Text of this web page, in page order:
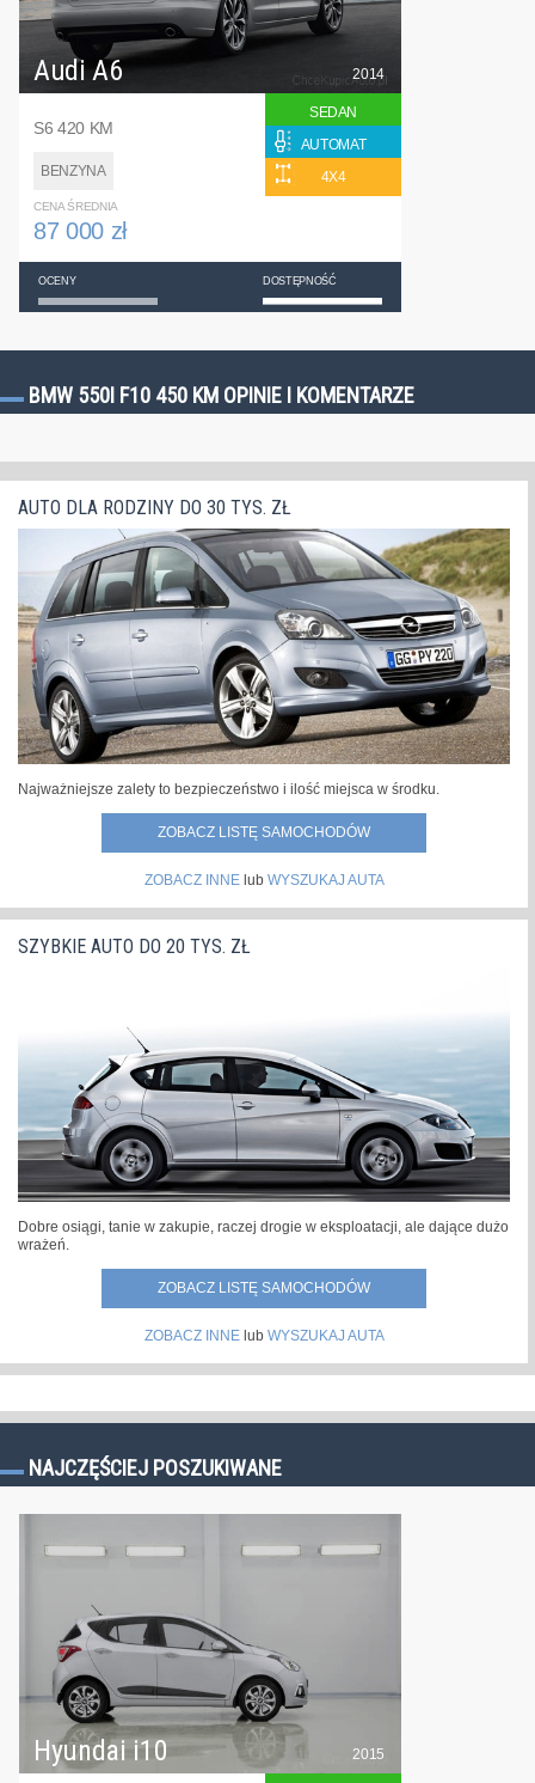
Audi A6
S6 420 KM
BENZYNA
2014
SEDAN
AUTOMAT
4X4
CENA ŚREDNIA
87 000 zł
OCENY DOSTĘPNOŚĆ
BMW 550I F10 450 KM OPINIE I KOMENTARZE
AUTO DLA RODZINY DO 30 TYS. ZŁ
Najważniejsze zalety to bezpieczeństwo i ilość miejsca w środku.
ZOBACZ LISTĘ SAMOCHODÓW
ZOBACZ INNElub WYSZUKAJ AUTA
SZYBKIE AUTO DO 20 TYS. ZŁ
Dobre osiągi, tanie w zakupie, raczej drogie w eksploatacji, ale dające dużo
wrażeń.
ZOBACZ LISTĘ SAMOCHODÓW
ZOBACZ INNElub WYSZUKAJ AUTA
NAJCZĘŚCIEJ POSZUKIWANE
Hyundai i10 2015